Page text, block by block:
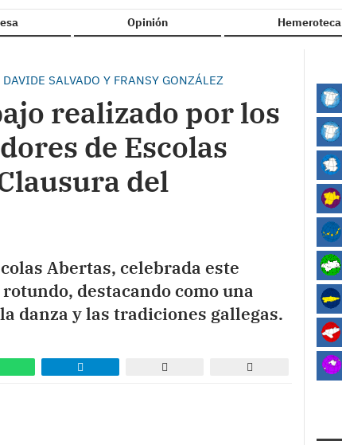
Opinión Hemeroteca
SALVADO Y FRANSY GONZÁLEZ
realizado por los
de Escolas
del
Abertas, celebrada este
destacando como una
danza y las tradiciones gallegas.